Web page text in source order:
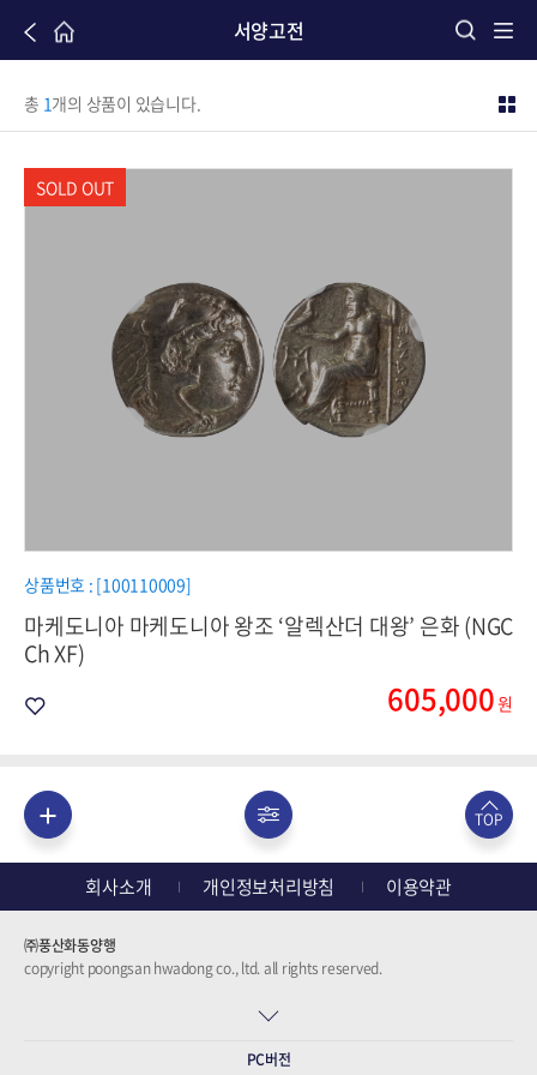
서양고전
총 1개의 상품이 있습니다.
상품번호 : [100110009]
마케도니아 마케도니아 왕조 ‘알렉산더 대왕’ 은화 (NGC
Ch XF)
605,000원
TOP
회사소개 개인정보처리방침 이용약관
㈜풍산화동양행
copyright poongsan hwadong co., ltd. all rights reserved.
PC버전